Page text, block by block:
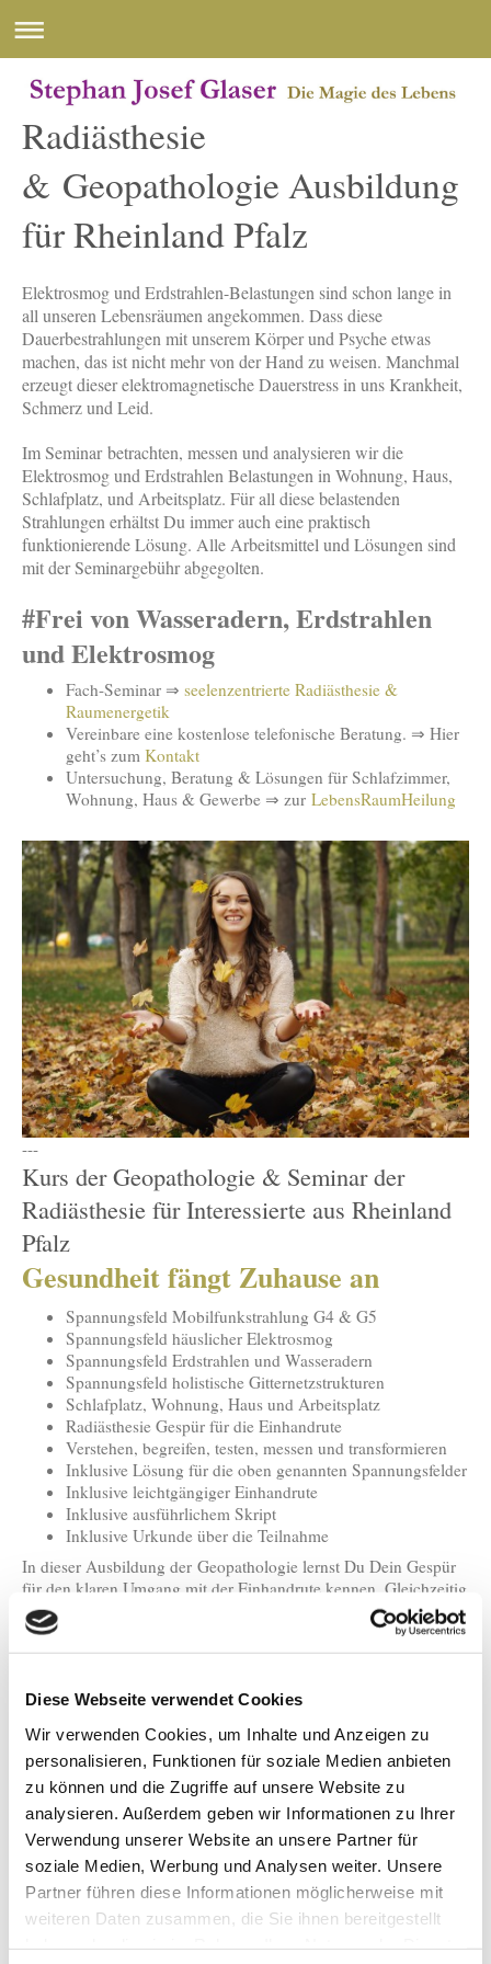
Diese Webseite verwendet Cookies
Wir verwenden Cookies, um Inhalte und Anzeigen zu
personalisieren, Funktionen für soziale Medien anbieten
zu können und die Zugriffe auf unsere Website zu
analysieren. Außerdem geben wir Informationen zu Ihrer
Verwendung unserer Website an unsere Partner für
soziale Medien, Werbung und Analysen weiter. Unsere
Partner führen diese Informationen möglicherweise mit
weiteren Daten zusammen, die Sie ihnen bereitgestellt
Radiästhesie
& Geopathologie Ausbildung
für Rheinland Pfalz
Elektrosmog und Erdstrahlen-Belastungen sind schon lange in
all unseren Lebensräumen angekommen. Dass diese
Dauerbestrahlungen mit unserem Körper und Psyche etwas
machen, das ist nicht mehr von der Hand zu weisen. Manchmal
erzeugt dieser elektromagnetische Dauerstress in uns Krankheit,
Schmerz und Leid.
Im Seminar betrachten, messen und analysieren wir die
Elektrosmog und Erdstrahlen Belastungen in Wohnung, Haus,
Schlafplatz, und Arbeitsplatz. Für all diese belastenden
Strahlungen erhältst Du immer auch eine praktisch
funktionierende Lösung. Alle Arbeitsmittel und Lösungen sind
mit der Seminargebühr abgegolten.
#Frei von Wasseradern, Erdstrahlen
und Elektrosmog
Fach-Seminar ⇒ seelenzentrierte Radiästhesie &
Raumenergetik
Vereinbare eine kostenlose telefonische Beratung. ⇒ Hier
geht’s zum Kontakt
Untersuchung, Beratung & Lösungen für Schlafzimmer,
Wohnung, Haus & Gewerbe ⇒ zur LebensRaumHeilung
---
Kurs der Geopathologie & Seminar der
Radiästhesie für Interessierte aus Rheinland
Pfalz
Gesundheit fängt Zuhause an
Spannungsfeld Mobilfunkstrahlung G4 & G5
Spannungsfeld häuslicher Elektrosmog
Spannungsfeld Erdstrahlen und Wasseradern
Spannungsfeld holistische Gitternetzstrukturen
Schlafplatz, Wohnung, Haus und Arbeitsplatz
Radiästhesie Gespür für die Einhandrute
Verstehen, begreifen, testen, messen und transformieren
Inklusive Lösung für die oben genannten Spannungsfelder
Inklusive leichtgängiger Einhandrute
Inklusive ausführlichem Skript
Inklusive Urkunde über die Teilnahme
In dieser Ausbildung der Geopathologie lernst Du Dein Gespür
für den klaren Umgang mit der Einhandrute kennen. Gleichzeitig
erhältst Du die Befähigung, die Spannungsfelder am Schlafplatz,
Wohnung, Haus und Arbeitsplatz mit der Hilfe Deines
Herzbewusstseins zu transformieren. Damit löst Du die
Lebensräumen, auf. So entstehen gesunde Räume, die Deine